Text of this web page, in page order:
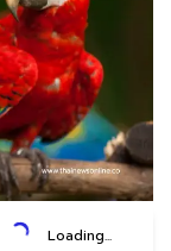
Loading...